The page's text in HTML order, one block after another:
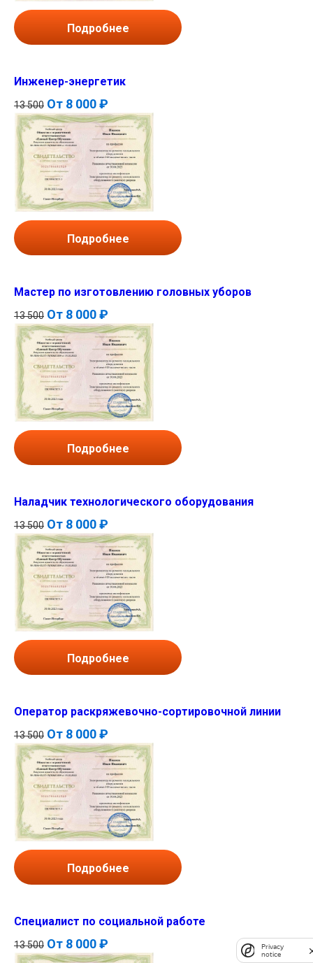
Подробнее
Инженер-энергетик
13 500 От 8 000 ₽
Подробнее
Мастер по изготовлению головных уборов
13 500 От 8 000 ₽
Подробнее
Наладчик технологического оборудования
13 500 От 8 000 ₽
Подробнее
Оператор раскряжевочно-сортировочной линии
13 500 От 8 000 ₽
Подробнее
Специалист по социальной работе
13 500 От 8 000 ₽
Privacy
notice